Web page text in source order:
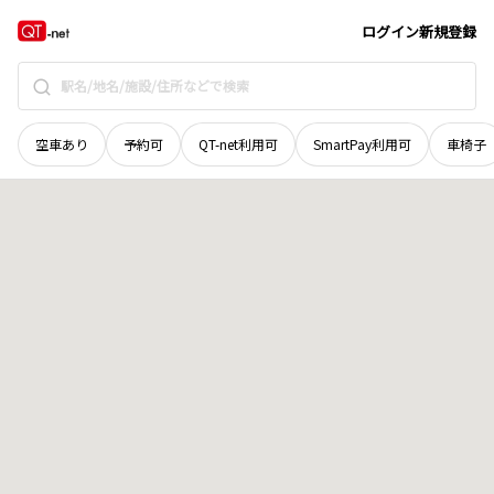
ログイン新規登録
空車あり 予約可 QT-net利用可 SmartPay利用可 車椅子
北海道 地域選択で探す